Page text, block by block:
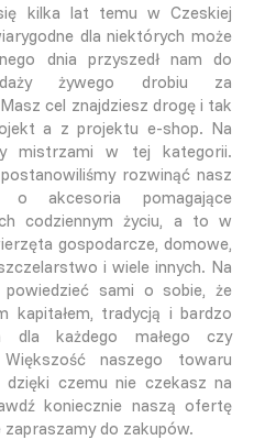
kilka lat temu w Czeskiej
dla niektórych może
dnia przyszedł nam do
żywego drobiu za
cel znajdziesz drogę i tak
a z projektu e-shop. Na
mistrzami w tej kategorii.
rozwinąć nasz
o akcesoria pomagające
codziennym życiu, a to w
gospodarcze, domowe,
i wiele innych. Na
powiedzieć sami o sobie, że
kapitałem, tradycją i bardzo
dla każdego małego czy
naszego towaru
dzięki czemu nie czekasz na
koniecznie naszą ofertę
do zakupów.